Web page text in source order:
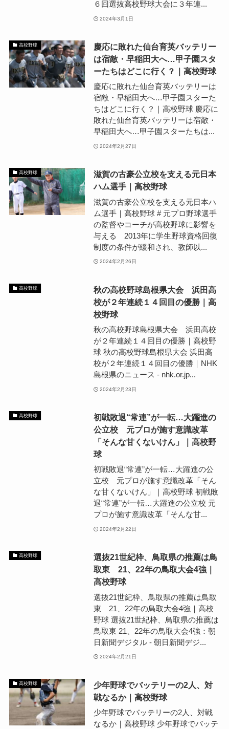
６回選抜高校野球大会に３年連...
2024年3月1日
高校野球
慶応に敗れた仙台育英バッテリー
は宿敵・早稲田大へ…甲子園スタ
ーたちはどこに行く？｜高校野球
慶応に敗れた仙台育英バッテリーは
宿敵・早稲田大へ…甲子園スターた
ちはどこに行く？｜高校野球 慶応に
敗れた仙台育英バッテリーは宿敵・
早稲田大へ…甲子園スターたちは...
2024年2月27日
高校野球
滋賀の古豪公立校を支える元日本
ハム選手｜高校野球
滋賀の古豪公立校を支える元日本ハ
ム選手｜高校野球 # 元プロ野球選手
の監督やコーチが高校野球に影響を
与える 2013年に学生野球資格回復
制度の条件が緩和され、教師以...
2024年2月26日
高校野球
秋の高校野球島根県大会 浜田高
校が２年連続１４回目の優勝｜高
校野球
秋の高校野球島根県大会 浜田高校
が２年連続１４回目の優勝｜高校野
球 秋の高校野球島根県大会 浜田高
校が２年連続１４回目の優勝｜NHK
島根県のニュース - nhk.or.jp...
2024年2月23日
高校野球
初戦敗退“常連”が一転…大躍進の
公立校 元プロが施す意識改革
「そんな甘くないけん」｜高校野
球
初戦敗退“常連”が一転…大躍進の公
立校 元プロが施す意識改革「そん
な甘くないけん」｜高校野球 初戦敗
退“常連”が一転…大躍進の公立校 元
プロが施す意識改革「そんな甘...
2024年2月22日
高校野球
選抜21世紀枠、鳥取県の推薦は鳥
取東 21、22年の鳥取大会4強｜
高校野球
選抜21世紀枠、鳥取県の推薦は鳥取
東 21、22年の鳥取大会4強｜高校
野球 選抜21世紀枠、鳥取県の推薦は
鳥取東 21、22年の鳥取大会4強：朝
日新聞デジタル - 朝日新聞デジ...
2024年2月21日
高校野球
少年野球でバッテリーの2人、対
戦なるか｜高校野球
少年野球でバッテリーの2人、対戦
なるか｜高校野球 少年野球でバッテ